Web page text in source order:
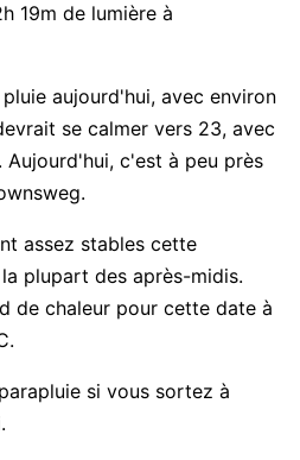
19m de lumière à
aujourd'hui, avec environ
se calmer vers 23, avec
Aujourd'hui, c'est à peu près
assez stables cette
plupart des après-midis.
de chaleur pour cette date à
si vous sortez à